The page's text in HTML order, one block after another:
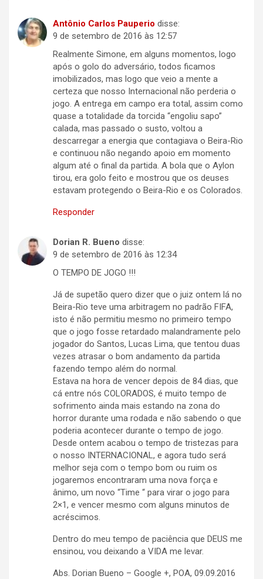
Antônio Carlos Pauperio disse:
9 de setembro de 2016 às 12:57
Realmente Simone, em alguns momentos, logo
após o golo do adversário, todos ficamos
imobilizados, mas logo que veio a mente a
certeza que nosso Internacional não perderia o
jogo. A entrega em campo era total, assim como
quase a totalidade da torcida “engoliu sapo”
calada, mas passado o susto, voltou a
descarregar a energia que contagiava o Beira-Rio
e continuou não negando apoio em momento
algum até o final da partida. A bola que o Aylon
tirou, era golo feito e mostrou que os deuses
estavam protegendo o Beira-Rio e os Colorados.
Responder
Dorian R. Bueno disse:
9 de setembro de 2016 às 12:34
O TEMPO DE JOGO !!!
Já de supetão quero dizer que o juiz ontem lá no
Beira-Rio teve uma arbitragem no padrão FIFA,
isto é não permitiu mesmo no primeiro tempo
que o jogo fosse retardado malandramente pelo
jogador do Santos, Lucas Lima, que tentou duas
vezes atrasar o bom andamento da partida
fazendo tempo além do normal.
Estava na hora de vencer depois de 84 dias, que
cá entre nós COLORADOS, é muito tempo de
sofrimento ainda mais estando na zona do
horror durante uma rodada e não sabendo o que
poderia acontecer durante o tempo de jogo.
Desde ontem acabou o tempo de tristezas para
o nosso INTERNACIONAL, e agora tudo será
melhor seja com o tempo bom ou ruim os
jogaremos encontraram uma nova força e
ânimo, um novo “Time “ para virar o jogo para
2×1, e vencer mesmo com alguns minutos de
acréscimos.
Dentro do meu tempo de paciência que DEUS me
ensinou, vou deixando a VIDA me levar.
Abs. Dorian Bueno – Google +, POA, 09.09.2016